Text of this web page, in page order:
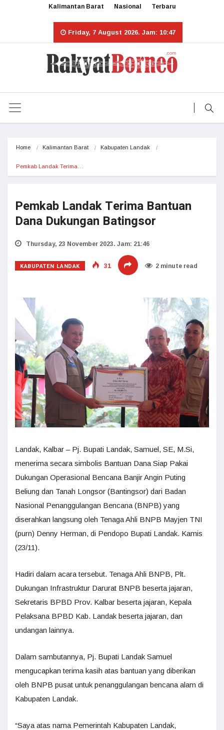
Kalimantan Barat Nasional Terbaru
Friday, 7 August 2026. Jam: 10:47
Home Kalimantan Barat Kabupaten Landak
Pemkab Landak Terima…
Pemkab Landak Terima Bantuan
Dana Dukungan Batingsor
Thursday, 23 November 2023. Jam: 21:46
KABUPATEN LANDAK 31 2 minute read
Landak, Kalbar – Pj. Bupati Landak, Samuel, SE, M.Si,
menerima secara simbolis Bantuan Dana Siap Pakai
Dukungan Operasional Bencana Banjir Angin Puting
Beliung dan Tanah Longsor (Bantingsor) dari Badan
Nasional Penanggulangan Bencana (BNPB) yang
diserahkan langsung oleh Tenaga Ahli BNPB Mayjen TNI
(purn) Denny Herman, di Pendopo Bupati Landak. Kamis
(23/11).
Hadiri dalam acara tersebut. Tenaga Ahli BNPB, Plt.
Dukungan Infrastruktur Darurat BNPB beserta jajaran,
Sekretaris BPBD Prov. Kalbar beserta jajaran, Kepala
Pelaksana BPBD Kab. Landak beserta jajaran, dan
undangan lainnya.
Dalam sambutannya, Pj. Bupati Landak Samuel
mengucapkan terima kasih atas bantuan yang diberikan
oleh BNPB pusat untuk penanggulangan bencana alam di
Kabupaten Landak.
“Saya atas nama Pemerintah Kabupaten Landak,